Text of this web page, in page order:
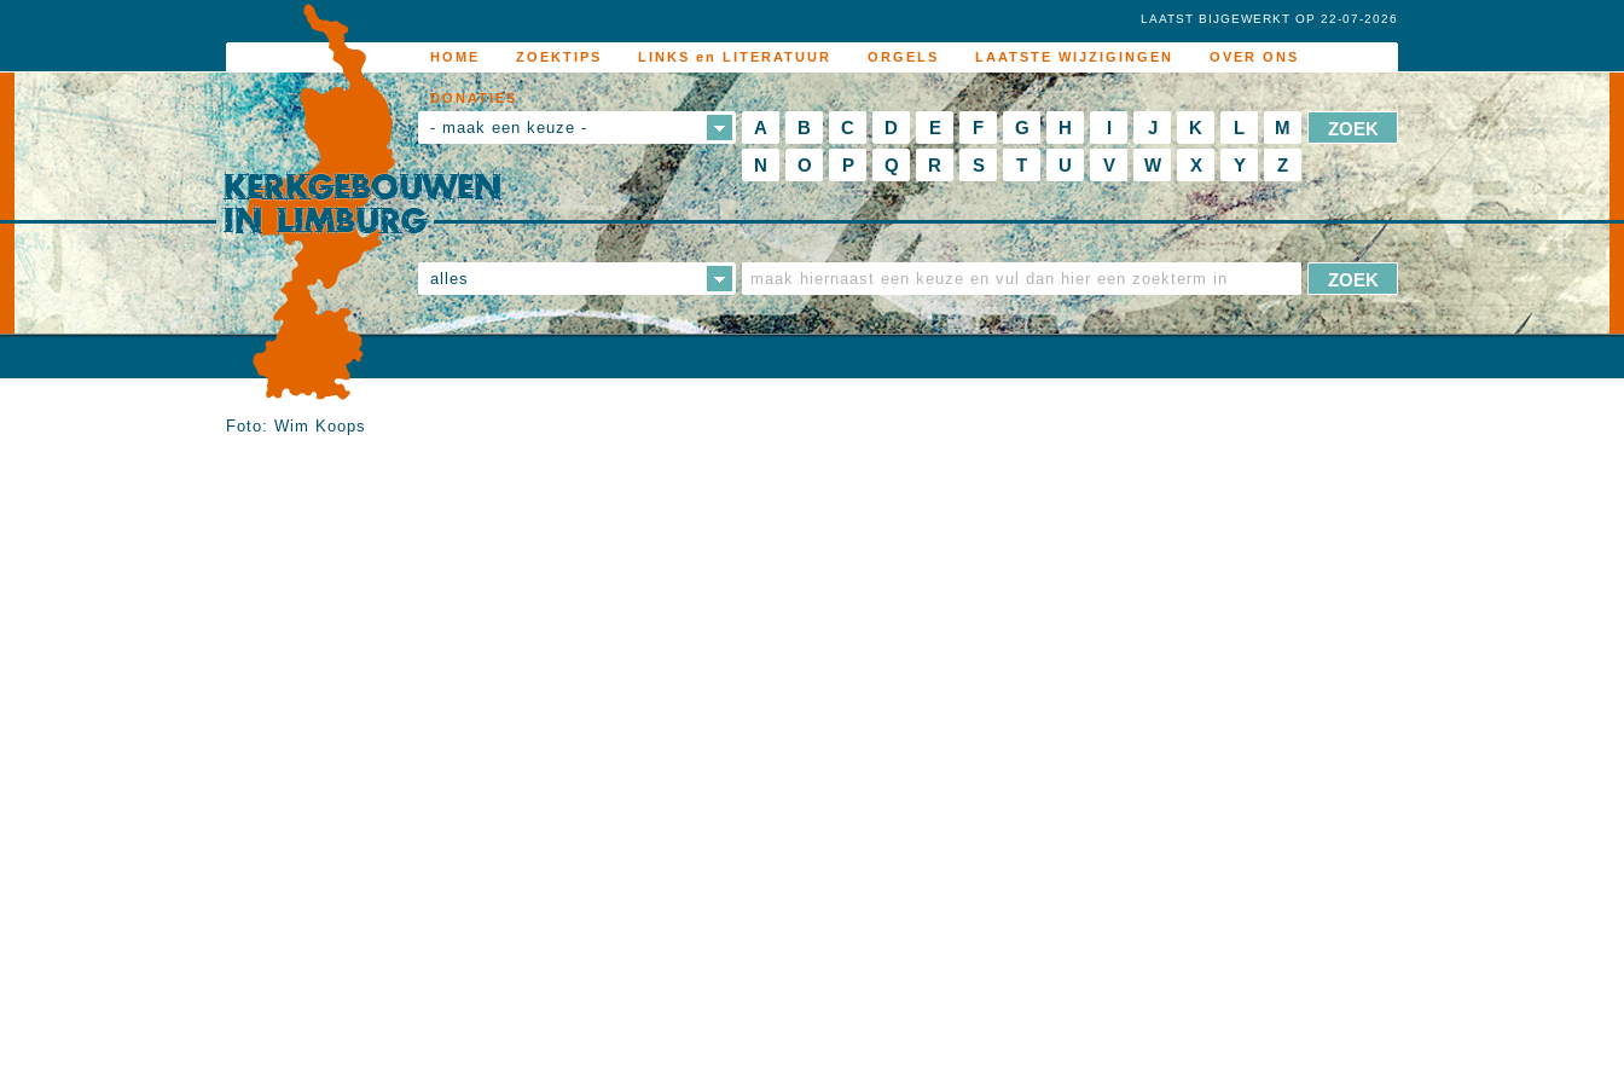
HOME ZOEKTIPS LINKS en LITERATUUR ORGELS LAATSTE WIJZIGINGEN OVER ONS
DONATIES
LAATST BIJGEWERKT OP 22-07-2026
- maak een keuze - A B C D E F G H I J K L
M
N
O P Q R S T U V W X Y Z
alles
Foto: Wim Koops